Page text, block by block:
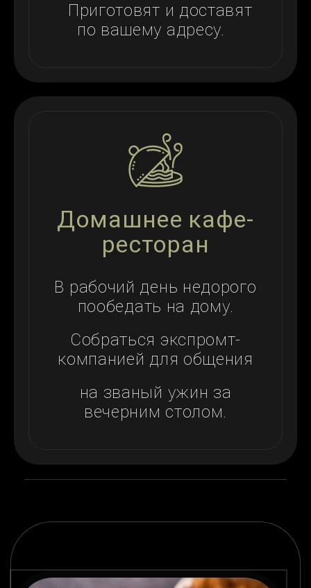
Приготовят и доставят
по вашему адресу.
Домашнее кафе-
ресторан
В рабочий день недорого
пообедать на дому.
Собраться экспромт-
компанией для общения
на званый ужин за
вечерним столом.